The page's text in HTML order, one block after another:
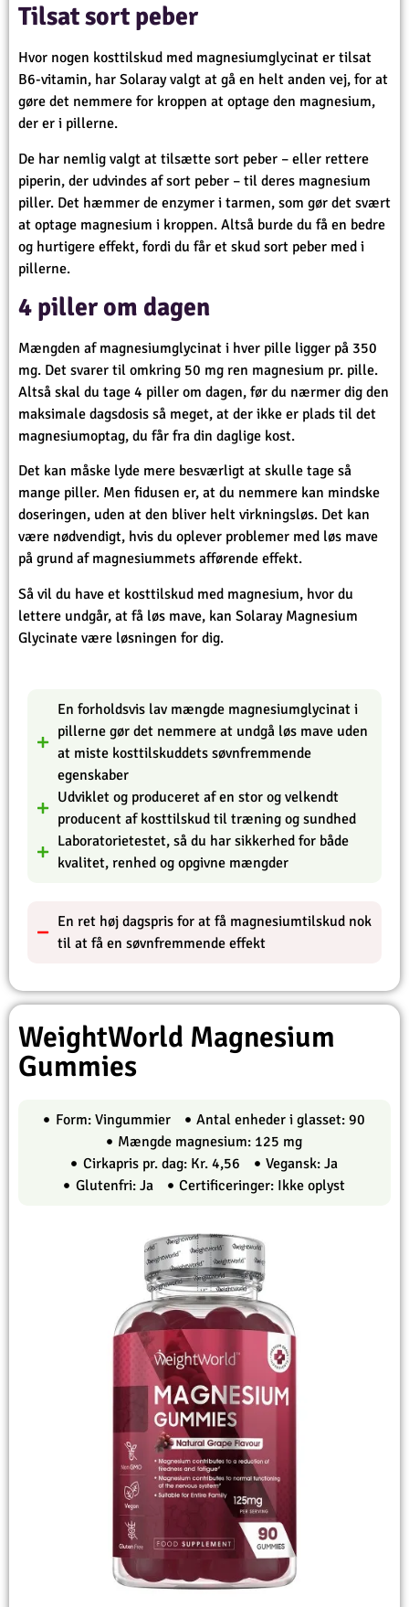
Tilsat sort peber
Hvor nogen kosttilskud med magnesiumglycinat er tilsat
B6-vitamin, har Solaray valgt at gå en helt anden vej, for at
gøre det nemmere for kroppen at optage den magnesium,
der er i pillerne.
De har nemlig valgt at tilsætte sort peber – eller rettere
piperin, der udvindes af sort peber – til deres magnesium
piller. Det hæmmer de enzymer i tarmen, som gør det svært
at optage magnesium i kroppen. Altså burde du få en bedre
og hurtigere effekt, fordi du får et skud sort peber med i
pillerne.
4 piller om dagen
Mængden af magnesiumglycinat i hver pille ligger på 350
mg. Det svarer til omkring 50 mg ren magnesium pr. pille.
Altså skal du tage 4 piller om dagen, før du nærmer dig den
maksimale dagsdosis så meget, at der ikke er plads til det
magnesiumoptag, du får fra din daglige kost.
Det kan måske lyde mere besværligt at skulle tage så
mange piller. Men fidusen er, at du nemmere kan mindske
doseringen, uden at den bliver helt virkningsløs. Det kan
være nødvendigt, hvis du oplever problemer med løs mave
på grund af magnesiummets afførende effekt.
Så vil du have et kosttilskud med magnesium, hvor du
lettere undgår, at få løs mave, kan Solaray Magnesium
Glycinate være løsningen for dig.
En forholdsvis lav mængde magnesiumglycinat i
pillerne gør det nemmere at undgå løs mave uden
at miste kosttilskuddets søvnfremmende
egenskaber
Udviklet og produceret af en stor og velkendt
producent af kosttilskud til træning og sundhed
Laboratorietestet, så du har sikkerhed for både
kvalitet, renhed og opgivne mængder
En ret høj dagspris for at få magnesiumtilskud nok
til at få en søvnfremmende effekt
WeightWorld Magnesium
Gummies
Form: Vingummier
Antal enheder i glasset: 90
Mængde magnesium: 125 mg
Cirkapris pr. dag: Kr. 4,56
Vegansk: Ja
Glutenfri: Ja
Certificeringer: Ikke oplyst